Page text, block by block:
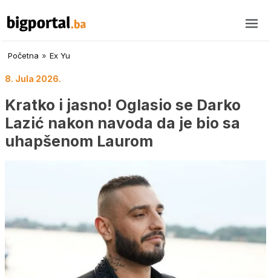
Početna » Ex Yu
8. Jula 2026.
Kratko i jasno! Oglasio se Darko
Lazić nakon navoda da je bio sa
uhapšenom Laurom